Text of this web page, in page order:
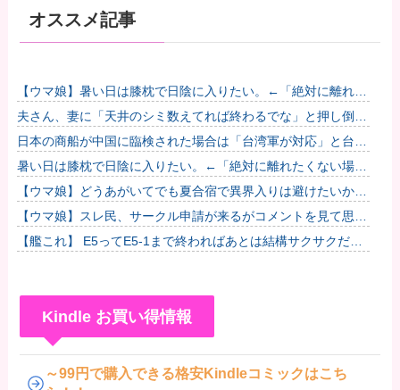
オススメ記事
【ウマ娘】暑い日は膝枕で日陰に入りたい。←「絶対に離れた
くない場所だな」他
夫さん、妻に「天井のシミ数えてれば終わるでな」と押し倒さ
れて性行為 → 凄いことになるｗｗｗｗｗ他
日本の商船が中国に臨検された場合は「台湾軍が対応」と台湾
軍トップ！
暑い日は膝枕で日陰に入りたい。←「絶対に離れたくない場所
だな」
【ウマ娘】どうあがいてでも夏合宿で異界入りは避けたいかも
SIRENなゴルシちゃん達
【ウマ娘】スレ民、サークル申請が来るがコメントを見て思わ
ず拒否してしまう
【艦これ】 E5ってE5-1まで終わればあとは結構サクサクだよ
Kindle お買い得情報
～99円で購入できる格安Kindleコミックはこち